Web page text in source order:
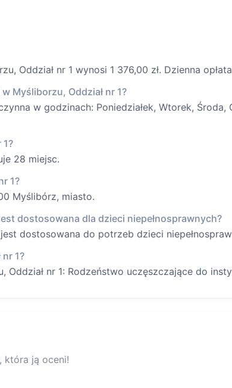
Oddział nr 1 wynosi 1 376,00 zł. Dzienna
Myśliborzu, Oddział nr 1?
w godzinach: Poniedziałek, Wtorek,
1?
28 miejsc.
1?
Myślibórz, miasto.
dostosowana dla dzieci niepełnosprawnych?
dostosowana do potrzeb dzieci
1?
nr 1: Rodzeństwo uczęszczające do
która ją oceni!